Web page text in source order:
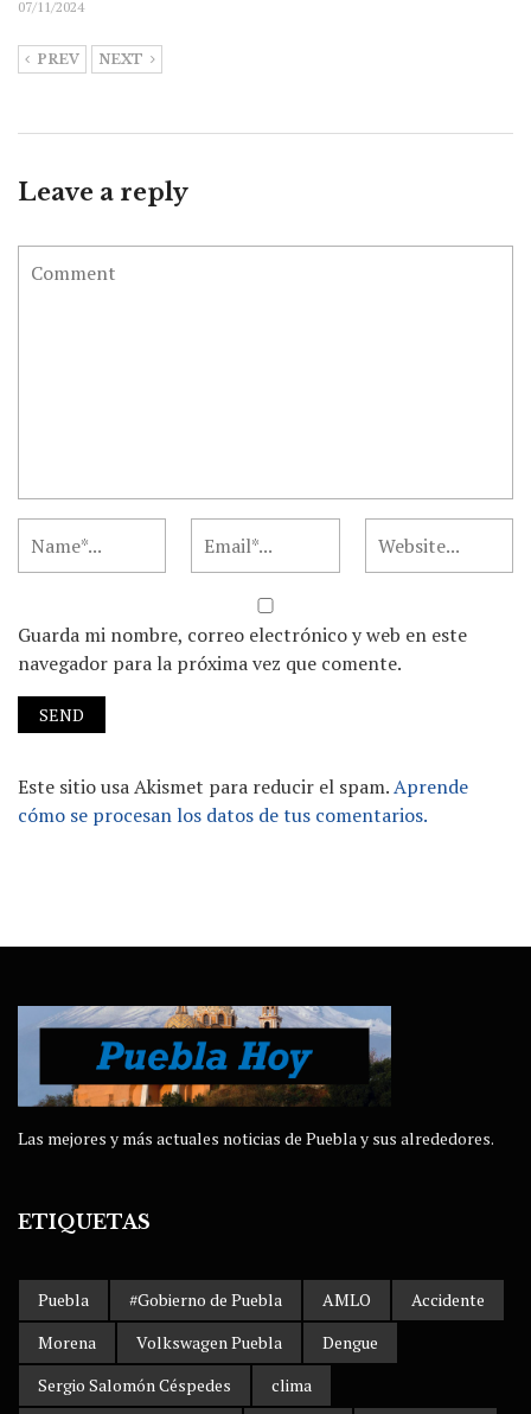
07/11/2024
PREV NEXT
Leave a reply
Guarda mi nombre, correo electrónico y web en este
navegador para la próxima vez que comente.
Este sitio usa Akismet para reducir el spam.Aprende
cómo se procesan los datos de tus comentarios.
Las mejores y más actuales noticias de Puebla y sus alrededores.
ETIQUETAS
Puebla #Gobierno de Puebla AMLO
Accidente
Morena
Volkswagen Puebla
Dengue
Sergio Salomón Céspedes
clima